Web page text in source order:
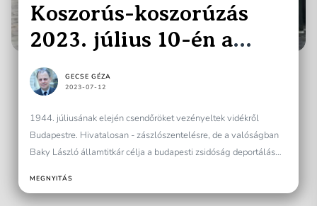
Koszorús-koszorúzás
2023. július 10-én a
budai várban
GECSE GÉZA
2023-07-12
1944. júliusának elején csendőröket vezényeltek vidékről
Budapestre. Hivatalosan - zászlószentelésre, de a valóságban
Baky László államtitkár célja a budapesti zsidóság deportálása
MEGNYITÁS